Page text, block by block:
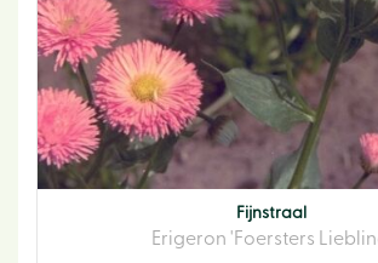
Fijnstraal
Erigeron 'Foersters